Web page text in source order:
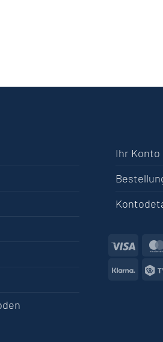
Ihr Konto
Visa